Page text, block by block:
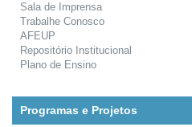
Sala de Imprensa
Trabalhe Conosco
AFEUP
Repositório Institucional
Plano de Ensino
Programas e Projetos